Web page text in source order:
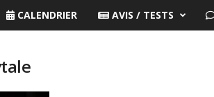
CALENDRIER AVIS / TESTS